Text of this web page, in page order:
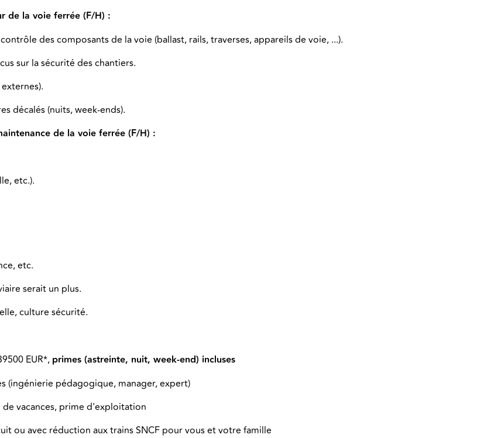
de la voie ferrée (F/H) :
des composants de la voie (ballast, rails, traverses, appareils de voie, ...).
sur la sécurité des chantiers.
décalés (nuits, week-ends).
de la voie ferrée (F/H) :
etc.).
etc.
serait un plus.
culture sécurité.
EUR*, primes (astreinte, nuit, week-end) incluses
(ingénierie pédagogique, manager, expert)
vacances, prime d'exploitation
ou avec réduction aux trains SNCF pour vous et votre famille